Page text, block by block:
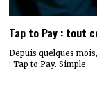
Tap to Pay : tout
Depuis quelques
: Tap to Pay. Simple,